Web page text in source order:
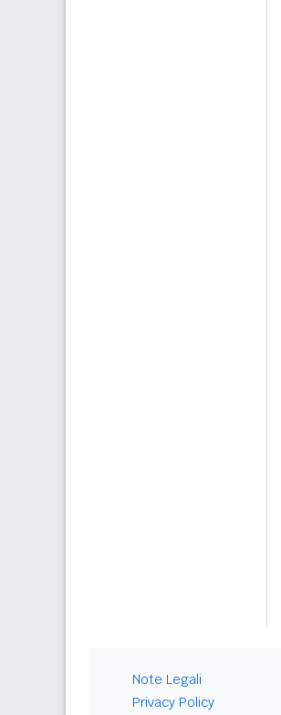
Note Legali
Privacy Policy